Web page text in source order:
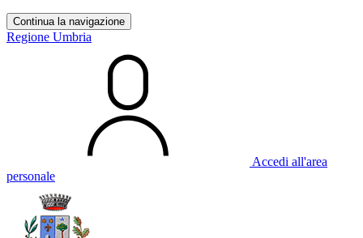
Continua la navigazione
Regione Umbria
Accedi all'area
personale